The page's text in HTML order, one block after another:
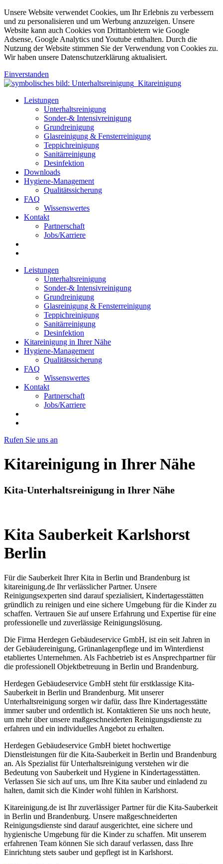
Unsere Website verwendet Cookies, um Ihr Erlebnis zu verbessern
und zu personalisieren und um Werbung anzuzeigen. Unsere
Website kann auch Cookies von Drittanbietern wie Google
Adsense, Google Analytics und Youtube enthalten. Durch die
Nutzung der Website stimmen Sie der Verwendung von Cookies zu.
Wir haben unsere Datenschutzerklärung aktualisiert.
Einverstanden
Leistungen
Unterhaltsreinigung
Sonder-& Intensivreinigung
Grundreinigung
Glasreinigung & Fensterreinigung
Teppichreinigung
Sanitärreinigung
Desinfektion
Downloads
Hygiene-Management
Qualitätssicherung
FAQ
Wissenswertes
Kontakt
Partnerschaft
Jobs/Karriere
Leistungen
Unterhaltsreinigung
Sonder-& Intensivreinigung
Grundreinigung
Glasreinigung & Fensterreinigung
Teppichreinigung
Sanitärreinigung
Desinfektion
Kitareinigung in Ihrer Nähe
Hygiene-Management
Qualitätssicherung
FAQ
Wissenswertes
Kontakt
Partnerschaft
Jobs/Karriere
Rufen Sie uns an
Kitareinigung in Ihrer Nähe
Kita-Unterhaltsreinigung in Ihrer Nähe
Kita Sauberkeit Karlshorst
Berlin
Für die Sauberkeit Ihrer Kita in Berlin und Brandenburg ist
kitareinigung.de Ihr verlässlicher Partner. Unsere
Reinigungsexperten sind darauf spezialisiert, Kindertagesstätten
gründlich zu reinigen und eine sichere Umgebung für die Kinder zu
schaffen. Vertrauen Sie auf unsere Erfahrung und Expertise für eine
professionelle und zuverlässige Reinigungslösung.
Die Firma Herdegen Gebäudeservice GmbH, ist ein seit Jahren in
der Gebäudereinigung, Grünanlagenpflege und im Winterdienst
etabliertes Unternehmen. Als Fachbetrieb ist es Ansprechpartner für
die professionell Objektbetreuung in Berlin und Brandenburg.
Herdegen Gebäudeservice GmbH steht für erstklassige Kita-
Sauberkeit in Berlin und Brandenburg. Mit unserer
Unterhaltsreinigung sorgen wir dafür, dass Ihre Kindertagesstätte
immer sauber und ordentlich ist. Kontaktieren Sie uns noch heute,
um mehr über unsere maßgeschneiderten Reinigungsdienste zu
erfahren und ein individuelles Angebot zu erhalten.
Herdegen Gebäudeservice GmbH bietet hochwertige
Dienstleistungen für die Kita-Sauberkeit in Berlin und Brandenburg
an. Als Spezialist für Unterhaltsreinigung verstehen wir die
Bedeutung von Sauberkeit und Hygiene in Kindertagesstätten.
Verlassen Sie sich auf uns, um Ihre Kita sauber und einladend zu
halten, damit sich die Kinder wohl fühlen in Karlshorst.
Kitareinigung.de ist Ihr zuverlässiger Partner für die Kita-Sauberkeit
in Berlin und Brandenburg. Unsere maßgeschneiderten
Reinigungsdienste sind darauf ausgerichtet, eine sichere und
hygienische Umgebung für die Kinder zu schaffen. Mit unserem
erfahrenen Team können Sie sich darauf verlassen, dass Ihre
Einrichtung stets sauber und gepflegt ist in Karlshorst.